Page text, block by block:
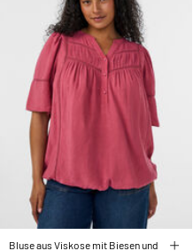
Bluse aus Viskose mit Biesen und